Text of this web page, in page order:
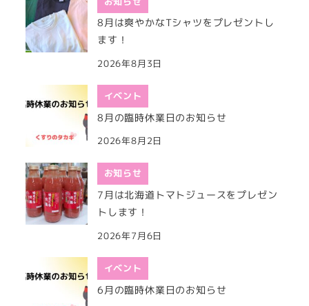
8月は爽やかなTシャツをプレゼントし
ます！
2026年8月3日
イベント
8月の臨時休業日のお知らせ
2026年8月2日
お知らせ
7月は北海道トマトジュースをプレゼン
トします！
2026年7月6日
イベント
6月の臨時休業日のお知らせ